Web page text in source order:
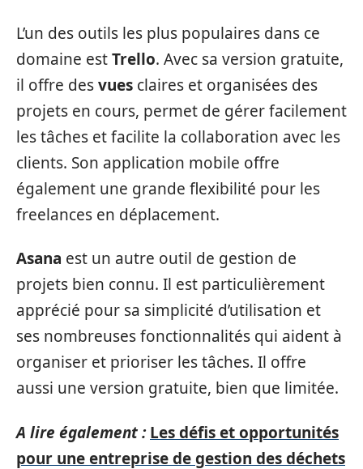
L’un des outils les plus populaires dans ce
domaine estTrello. Avec sa version gratuite,
il offre desvues claires et organisées des
projets en cours, permet de gérer facilement
les tâches et facilite la collaboration avec les
clients. Son application mobile offre
également une grande flexibilité pour les
freelances en déplacement.
Asana est un autre outil de gestion de
projets bien connu. Il est particulièrement
apprécié pour sa simplicité d’utilisation et
ses nombreuses fonctionnalités qui aident à
organiser et prioriser les tâches. Il offre
aussi une version gratuite, bien que limitée.
A lire également : Les défis et opportunités
pour une entreprise de gestion des déchets